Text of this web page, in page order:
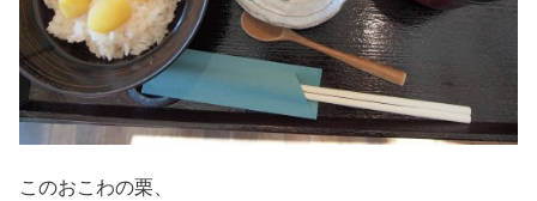
このおこわの栗、